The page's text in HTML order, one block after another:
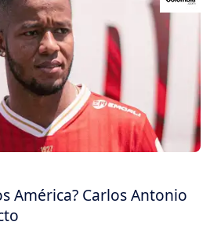
América? Carlos Antonio